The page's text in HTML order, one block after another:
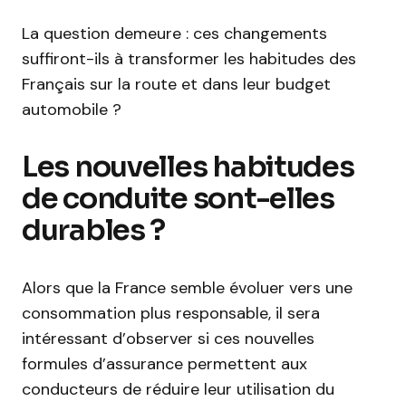
La question demeure : ces changements
suffiront-ils à transformer les habitudes des
Français sur la route et dans leur budget
automobile ?
Les nouvelles habitudes
de conduite sont-elles
durables ?
Alors que la France semble évoluer vers une
consommation plus responsable, il sera
intéressant d’observer si ces nouvelles
formules d’assurance permettent aux
conducteurs de réduire leur utilisation du